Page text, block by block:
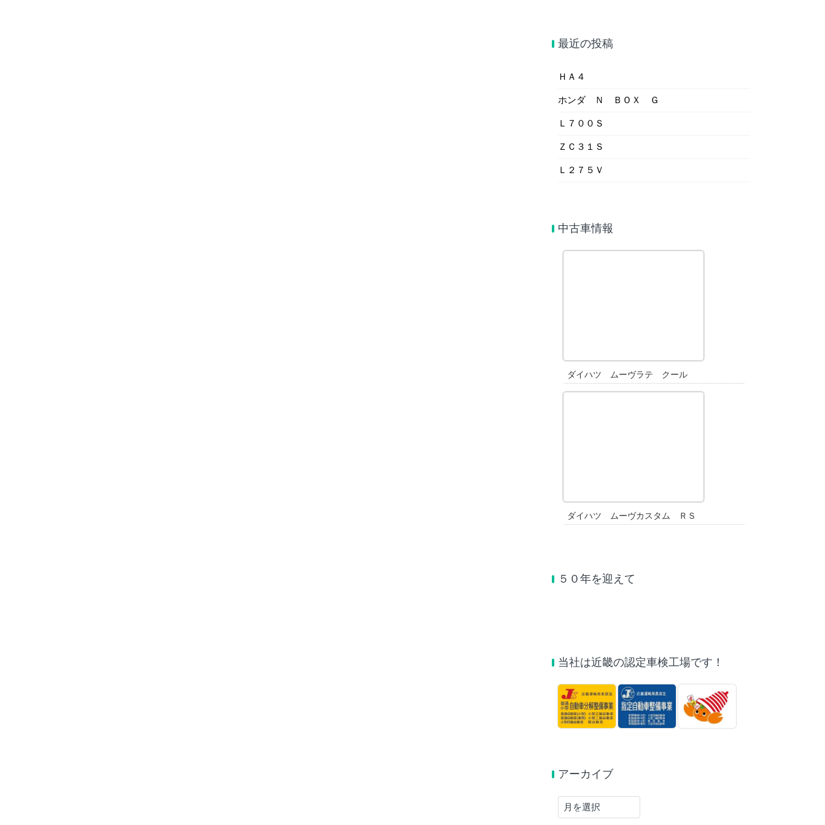
最近の投稿
ＨＡ４
ホンダ Ｎ ＢＯＸ Ｇ
Ｌ７００Ｓ
ＺＣ３１Ｓ
Ｌ２７５Ｖ
中古車情報
ダイハツ ムーヴラテ クール
ダイハツ ムーヴカスタム ＲＳ
５０年を迎えて
当社は近畿の認定車検工場です！
アーカイブ
ア
ー